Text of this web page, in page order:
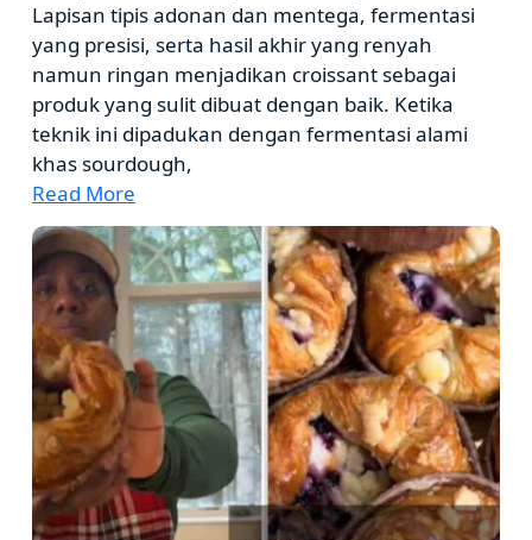
Lapisan tipis adonan dan mentega, fermentasi
yang presisi, serta hasil akhir yang renyah
namun ringan menjadikan croissant sebagai
produk yang sulit dibuat dengan baik. Ketika
teknik ini dipadukan dengan fermentasi alami
khas sourdough,
Read More